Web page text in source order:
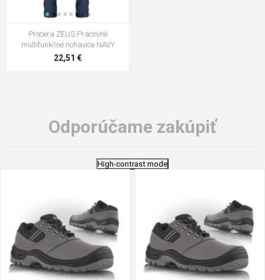
Procera ZEUS Pracovné
multifunkčné nohavice NAVY
22,51 €
Odporúčame zakúpiť
High-contrast mode